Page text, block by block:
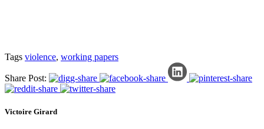
Tags violence, working papers
Share Post:
Victoire Girard